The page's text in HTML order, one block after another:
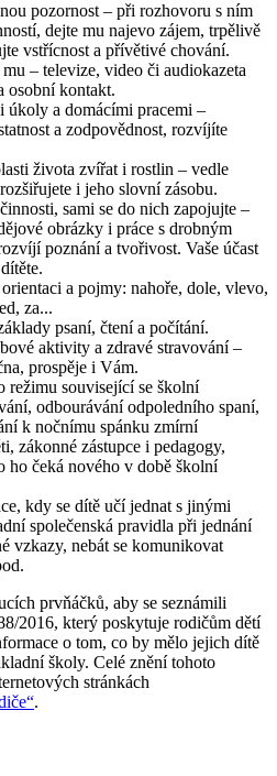
pozornost – při rozhovoru s ním
dejte mu najevo zájem, trpělivě
vstřícnost a přívětivé chování.
– televize, video či audiokazeta
osobní kontakt.
úkoly a domácími pracemi –
a zodpovědnost, rozvíjíte
života zvířat i rostlin – vedle
i jeho slovní zásobu.
sami se do nich zapojujte –
obrázky i práce s drobným
poznání a tvořivost. Vaše účast
a pojmy: nahoře, dole, vlevo,
za...
psaní, čtení a počítání.
aktivity a zdravé stravování –
prospěje i Vám.
režimu související se školní
odbourávání odpoledního spaní,
k nočnímu spánku zmírní
zákonné zástupce i pedagogy,
ho čeká nového v době školní
kdy se dítě učí jednat s jinými
společenská pravidla při jednání
vzkazy, nebát se komunikovat
prvňáčků, aby se seznámili
2016, který poskytuje rodičům dětí
o tom, co by mělo jejich dítě
školy. Celé znění tohoto
stránkách
.